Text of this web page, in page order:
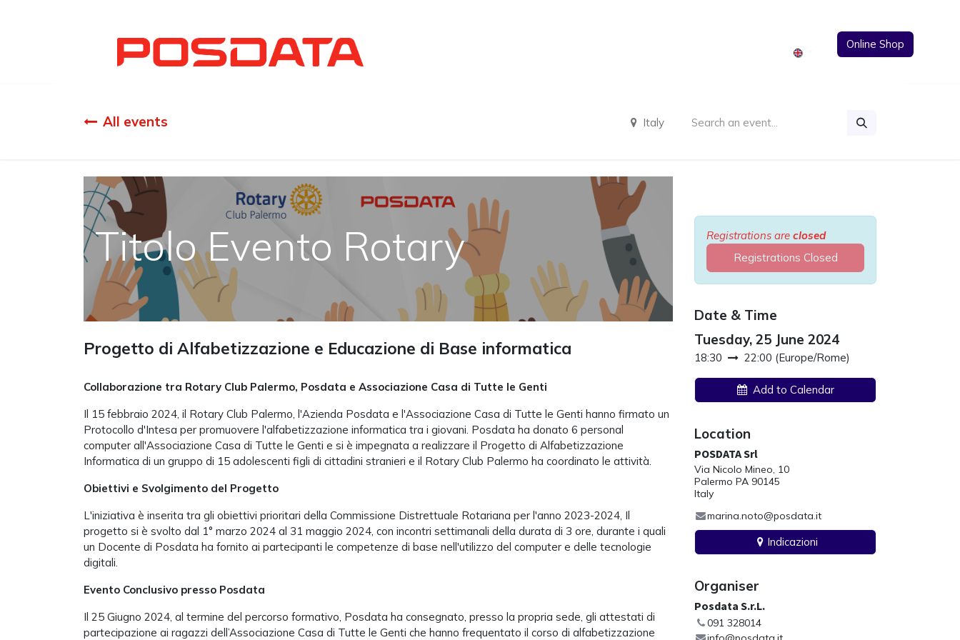
Contact us E-Commerce
Online Shop
All events Italy
Titolo Evento Rotary
Progetto di Alfabetizzazione e Educazione di Base informatica
Collaborazione tra Rotary Club Palermo, Posdata e Associazione Casa di Tutte le Genti
Il 15 febbraio 2024, il Rotary Club Palermo, l'Azienda Posdata e l'Associazione Casa di Tutte le Genti hanno firmato un
Protocollo d'Intesa per promuovere l'alfabetizzazione informatica tra i giovani. Posdata ha donato 6 personal
computer all'Associazione Casa di Tutte le Genti e si è impegnata a realizzare il Progetto di Alfabetizzazione
Informatica di un gruppo di 15 adolescenti figli di cittadini stranieri e il Rotary Club Palermo ha coordinato le attività.
Obiettivi e Svolgimento del Progetto
L'iniziativa è inserita tra gli obiettivi prioritari della Commissione Distrettuale Rotariana per l'anno 2023-2024, Il
progetto si è svolto dal 1° marzo 2024 al 31 maggio 2024, con incontri settimanali della durata di 3 ore, durante i quali
un Docente di Posdata ha fornito ai partecipanti le competenze di base nell'utilizzo del computer e delle tecnologie
digitali.
Evento Conclusivo presso Posdata
Il 25 Giugno 2024, al termine del percorso formativo, Posdata ha consegnato, presso la propria sede, gli attestati di
partecipazione ai ragazzi dell’Associazione Casa di Tutte le Genti che hanno frequentato il corso di alfabetizzazione
Registrations are closed
Registrations Closed
Date & Time
Tuesday, 25 June 2024
18:30 22:00 (Europe/Rome)
Add to Calendar
Location
POSDATA Srl
Via Nicolo Mineo, 10
Palermo PA 90145
Italy
marina.noto@posdata.it
Indicazioni
Organiser
Posdata S.r.L.
091 328014